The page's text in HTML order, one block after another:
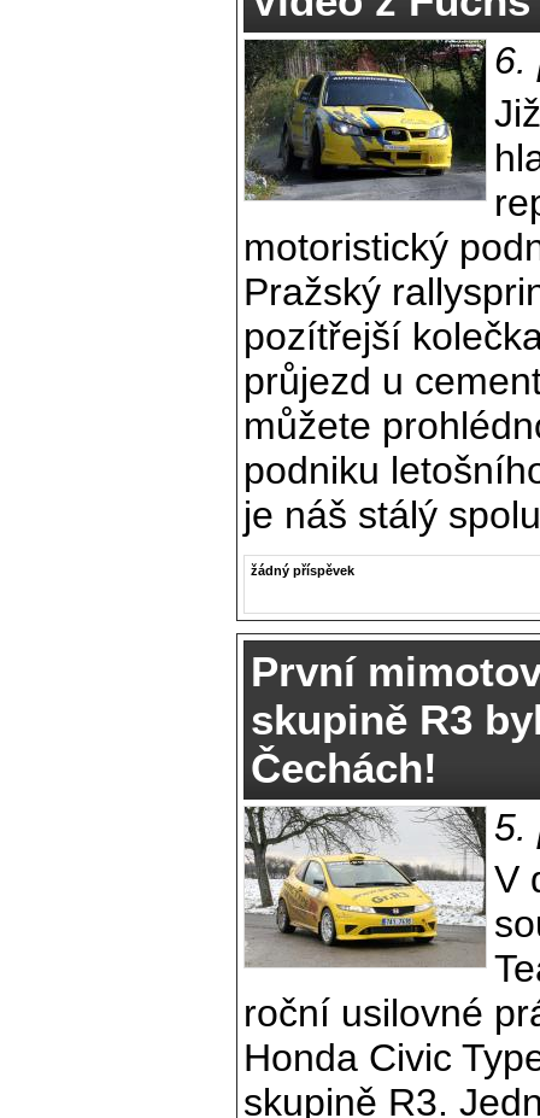
6.
motoristický
Pražský
pozítřejší
průjezd u
můžete
podniku
je náš stálý
žádný příspěvek
První
skupině R3
Čechách!
5.
V
roční usilovné
Honda Civic
skupině R3.